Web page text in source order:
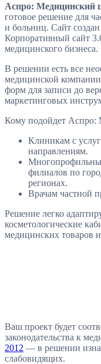
Аспро: Медицинский
готовое решение для
и больниц. Сайт
Корпоративный сайт
медицинского бизнеса.
В решении есть все
медицинской
форм для записи до
маркетинговых
Кому подойдет Аспро:
Клиникам с
направлениям.
филиалов по
регионах.
Врачам частной
Решение легко
косметологические
медицинских товаров
Ваш проект будет
законодательства к
2012 — в решении
слабовидящих.